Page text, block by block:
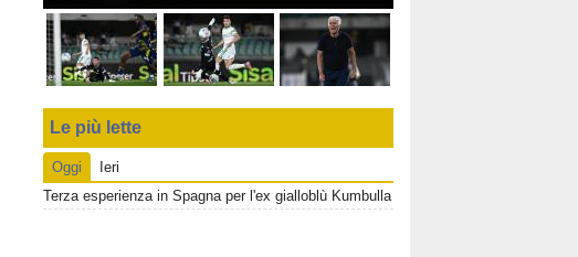
Le più lette
Oggi
Ieri
Terza esperienza in Spagna per l'ex gialloblù Kumbulla